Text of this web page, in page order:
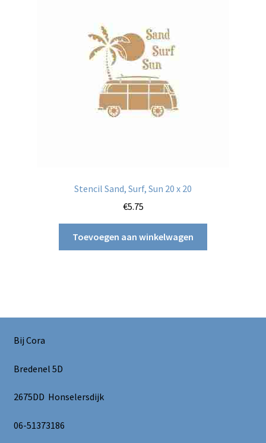
Stencil Sand, Surf, Sun 20 x 20
€5.75
Toevoegen aan winkelwagen
Bij Cora
Bredenel 5D
2675DD Honselersdijk
06-51373186